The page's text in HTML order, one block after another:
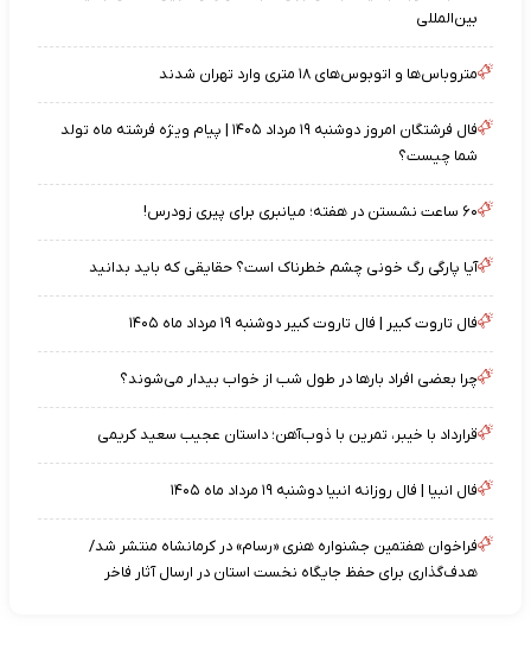
بین‌المللی
متروباس‌ها و اتوبوس‌های ۱۸ متری وارد تهران شدند
فال فرشتگان امروز دوشنبه ۱۹ مرداد ۱۴۰۵ | پیام ویژه فرشته ماه تولد
شما چیست؟
۶۰ ساعت نشستن در هفته؛ میانبری برای پیری زودرس!
آیا پارگی رگ خونی چشم خطرناک است؟ حقایقی که باید بدانید
فال تاروت کبیر | فال تاروت کبیر دوشنبه ۱۹ مرداد ماه ۱۴۰۵
چرا بعضی افراد بارها در طول شب از خواب بیدار می‌شوند؟
قرارداد با خیبر، تمرین با ذوب‌آهن؛ داستان عجیب سعید کریمی
فال انبیا | فال روزانه انبیا دوشنبه ۱۹ مرداد ماه ۱۴۰۵
فراخوان هفتمین جشنواره هنری «رسام» در کرمانشاه منتشر شد/
هدف‌گذاری برای حفظ جایگاه نخست استان در ارسال آثار فاخر